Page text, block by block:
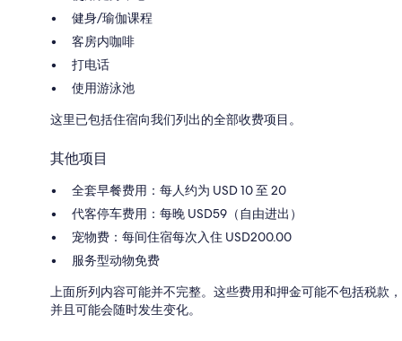
健身/瑜伽课程
客房内咖啡
打电话
使用游泳池
这里已包括住宿向我们列出的全部收费项目。
其他项目
全套早餐费用：每人约为 USD 10 至 20
代客停车费用：每晚 USD59（自由进出）
宠物费：每间住宿每次入住 USD200.00
服务型动物免费
上面所列内容可能并不完整。这些费用和押金可能不包括税款，
并且可能会随时发生变化。